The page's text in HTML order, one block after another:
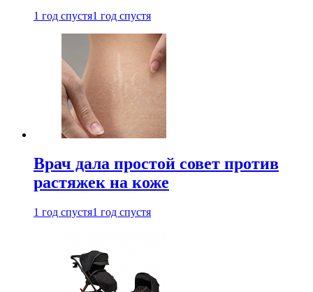
1 год спустя1 год спустя
Врач дала простой совет против
растяжек на коже
1 год спустя1 год спустя